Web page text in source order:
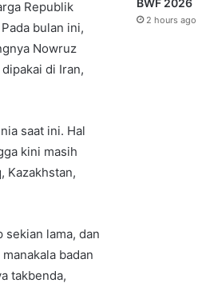
Republik
bulan ini,
Nowruz
di Iran,
saat ini. Hal
kini masih
Kazakhstan,
lama, dan
badan
takbenda,
BWF 2026
2 hours ago